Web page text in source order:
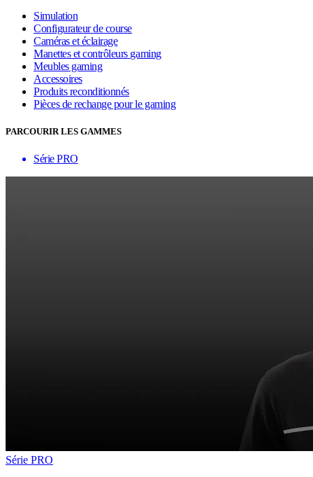
Simulation
Configurateur de course
Caméras et éclairage
Manettes et contrôleurs gaming
Meubles gaming
Accessoires
Produits reconditionnés
Pièces de rechange pour le gaming
PARCOURIR LES GAMMES
Série PRO
Série PRO